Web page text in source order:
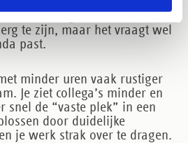
zoals vroege starts of korte
te zijn, maar het vraagt wel
past.
minder uren vaak rustiger
Je ziet collega’s minder en
snel de “vaste plek” in een
door duidelijke
je werk strak over te dragen.